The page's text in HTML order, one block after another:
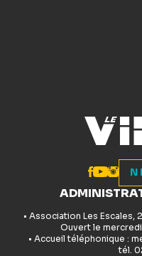
• Association Les Escales,
Ouvert le
• Accueil téléphonique :
tél.